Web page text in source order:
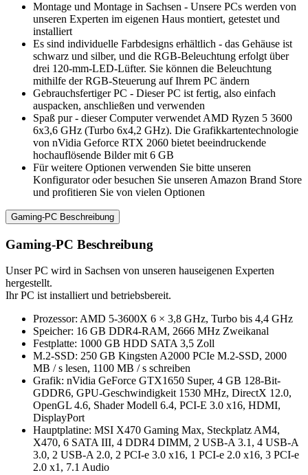
Montage und Montage in Sachsen - Unsere PCs werden von
unseren Experten im eigenen Haus montiert, getestet und
installiert
Es sind individuelle Farbdesigns erhältlich - das Gehäuse ist
schwarz und silber, und die RGB-Beleuchtung erfolgt über
drei 120-mm-LED-Lüfter. Sie können die Beleuchtung
mithilfe der RGB-Steuerung auf Ihrem PC ändern
Gebrauchsfertiger PC - Dieser PC ist fertig, also einfach
auspacken, anschließen und verwenden
Spaß pur - dieser Computer verwendet AMD Ryzen 5 3600
6x3,6 GHz (Turbo 6x4,2 GHz). Die Grafikkartentechnologie
von nVidia Geforce RTX 2060 bietet beeindruckende
hochauflösende Bilder mit 6 GB
Für weitere Optionen verwenden Sie bitte unseren
Konfigurator oder besuchen Sie unseren Amazon Brand Store
und profitieren Sie von vielen Optionen
Gaming-PC Beschreibung
Gaming-PC Beschreibung
Unser PC wird in Sachsen von unseren hauseigenen Experten
hergestellt.
Ihr PC ist installiert und betriebsbereit.
Prozessor: AMD 5-3600X 6 × 3,8 GHz, Turbo bis 4,4 GHz
Speicher: 16 GB DDR4-RAM, 2666 MHz Zweikanal
Festplatte: 1000 GB HDD SATA 3,5 Zoll
M.2-SSD: 250 GB Kingsten A2000 PCIe M.2-SSD, 2000
MB / s lesen, 1100 MB / s schreiben
Grafik: nVidia GeForce GTX1650 Super, 4 GB 128-Bit-
GDDR6, GPU-Geschwindigkeit 1530 MHz, DirectX 12.0,
OpenGL 4.6, Shader Modell 6.4, PCI-E 3.0 x16, HDMI,
DisplayPort
Hauptplatine: MSI X470 Gaming Max, Steckplatz AM4,
X470, 6 SATA III, 4 DDR4 DIMM, 2 USB-A 3.1, 4 USB-A
3.0, 2 USB-A 2.0, 2 PCI-e 3.0 x16, 1 PCI-e 2.0 x16, 3 PCI-e
2.0 x1, 7.1 Audio